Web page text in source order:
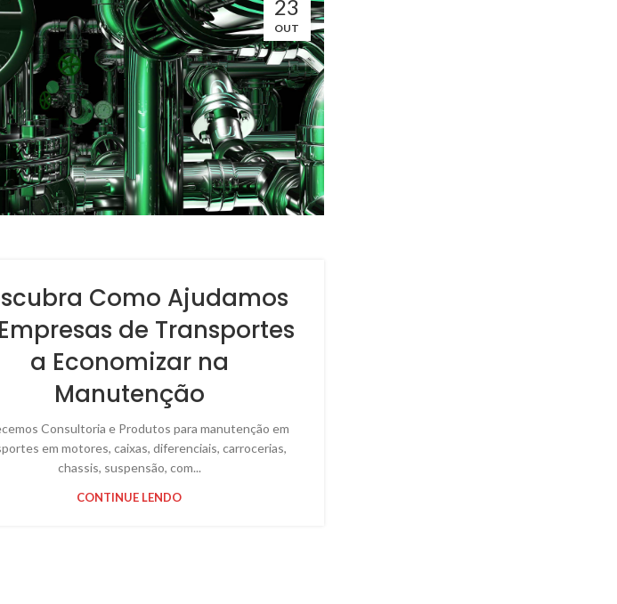
23
OUT
Como Ajudamos
de Transportes
a Economizar na
Manutenção
Consultoria e Produtos para manutenção em
em motores, caixas, diferenciais, carrocerias,
chassis, suspensão, com...
CONTINUE LENDO